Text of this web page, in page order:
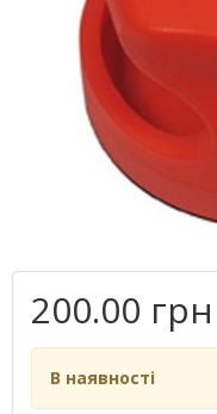
200.00 грн
В наявності